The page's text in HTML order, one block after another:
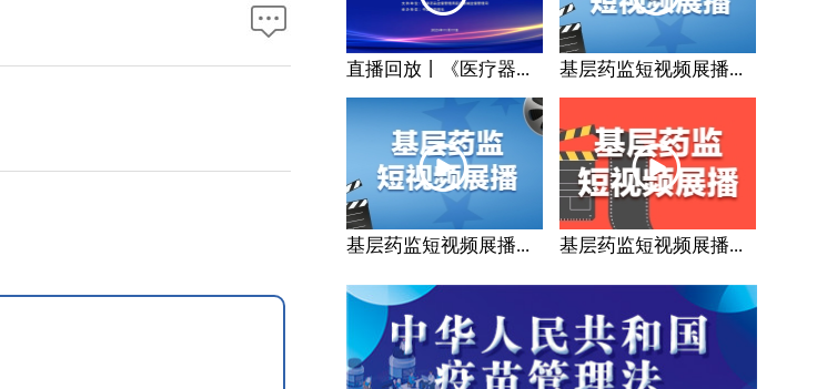
直播回放丨《医疗器... 基层药监短视频展播...
基层药监短视频展播... 基层药监短视频展播...